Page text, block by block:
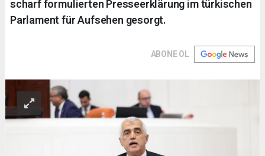
scharf formulierten Presseerklärung im türkischen
Parlament für Aufsehen gesorgt.
ABONE OL